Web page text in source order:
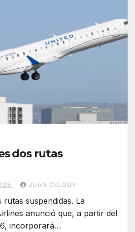
dos rutas
JUAN DELGUY
rutas suspendidas. La
anunció que, a partir del
incorporará…